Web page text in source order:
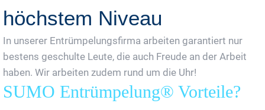
höchstem Niveau
In unserer Entrümpelungsfirma arbeiten garantiert nur
bestens geschulte Leute, die auch Freude an der Arbeit
haben. Wir arbeiten zudem rund um die Uhr!
SUMO Entrümpelung® Vorteile?